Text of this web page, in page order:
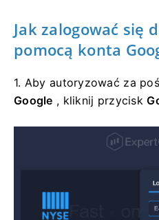
Jak zalogować się
pomocą konta
1. Aby autoryzować za
Google , kliknij przycisk